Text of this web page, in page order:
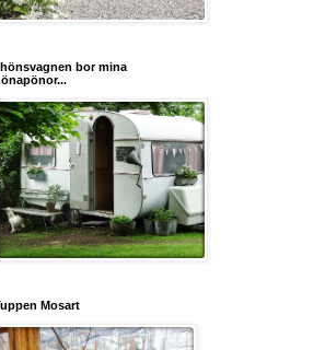
bor mina
Mosart